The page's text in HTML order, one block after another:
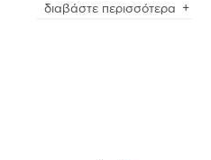
μικρή χρωματική
καταστήματα.
διαβάστε περισσότερα